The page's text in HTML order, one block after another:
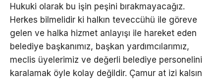
Hukuki olarak bu işin peşini bırakmayacağız.
Herkes bilmelidir ki halkın teveccühü ile göreve
gelen ve halka hizmet anlayışı ile hareket eden
belediye başkanımız, başkan yardımcılarımız,
meclis üyelerimiz ve değerli belediye personelini
karalamak öyle kolay değildir. Çamur at izi kalsın